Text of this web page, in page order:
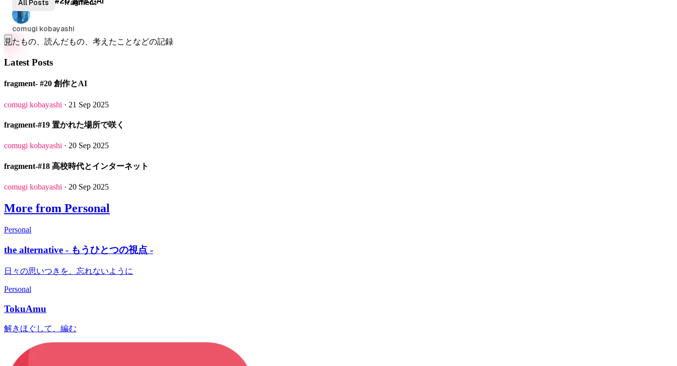
遍在する器官
見たもの、読んだもの、考えたことなどの記録
Latest Posts
fragment- #20 創作とAI
comugi kobayashi · 21 Sep 2025
fragment-#19 置かれた場所で咲く
comugi kobayashi · 20 Sep 2025
fragment-#18 高校時代とインターネット
comugi kobayashi · 20 Sep 2025
More from Personal
Personal
the alternative - もうひとつの視点 -
日々の思いつきを、忘れないように
Personal
TokuAmu
解きほぐして、編む